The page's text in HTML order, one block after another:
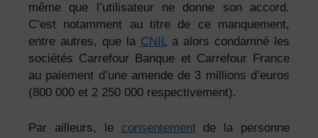
même que l’utilisateur ne donne son accord.
C’est notamment au titre de ce manquement,
entre autres, que la CNILa alors condamné les
sociétés Carrefour Banque et Carrefour France
au paiement d’une amende de 3 millions d’euros
(800 000 et 2 250 000 respectivement).
Par ailleurs, le consentementde la personne